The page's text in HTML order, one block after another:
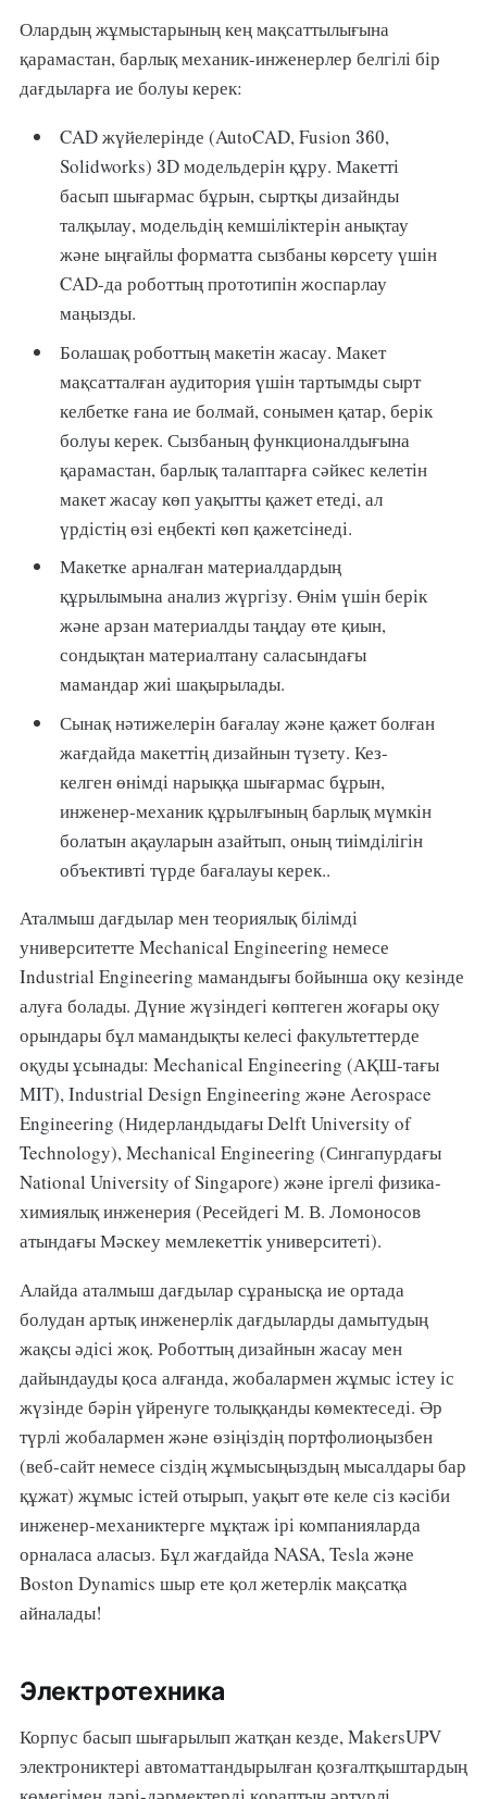
Олардың жұмыстарының кең мақсаттылығына
қарамастан, барлық механик-инженерлер белгілі бір
дағдыларға ие болуы керек:
CAD жүйелерінде (AutoCAD, Fusion360
360,
Solidworks)3
3D модельдерін құру. Макетті
басып шығармас бұрын, сыртқы дизайнды
талқылау, модельдің кемшіліктерін анықтау
және ыңғайлы форматта сызбаны көрсету үшін
CAD-да роботтың прототипін жоспарлау
маңызды.
Болашақ роботтың макетін жасау. Макет
мақсатталған аудитория үшін тартымды сырт
келбетке ғана ие болмай, сонымен қатар, берік
болуы керек. Сызбаның функционалдығына
қарамастан, барлық талаптарға сәйкес келетін
макет жасау көп уақытты қажет етеді, ал
үрдістің өзі еңбекті көп қажетсінеді.
Макетке арналған материалдардың
құрылымына анализ жүргізу. Өнім үшін берік
және арзан материалды таңдау өте қиын,
сондықтан материалтану саласындағы
мамандар жиі шақырылады.
Сынақ нәтижелерін бағалау және қажет болған
жағдайда макеттің дизайнын түзету. Кез-
келген өнімді нарыққа шығармас бұрын,
инженер-механик құрылғының барлық мүмкін
болатын ақауларын азайтып, оның тиімділігін
объективті түрде бағалауы керек..
Аталмыш дағдылар мен теориялық білімді
университетте Mechanical Engineering немесе
Industrial Engineering мамандығы бойынша оқу кезінде
алуға болады. Дүние жүзіндегі көптеген жоғары оқу
орындары бұл мамандықты келесі факультеттерде
оқуды ұсынады: Mechanical Engineering (АҚШ-тағы
MIT), Industrial Design Engineering және Aerospace
Engineering (Нидерландыдағы Delft University of
Technology), Mechanical Engineering (Сингапурдағы
National University of Singapore) және іргелі физика-
химиялық инженерия (Ресейдегі М. В. Ломоносов
атындағы Мәскеу мемлекеттік университеті).
Алайда аталмыш дағдылар сұранысқа ие ортада
болудан артық инженерлік дағдыларды дамытудың
жақсы әдісі жоқ. Роботтың дизайнын жасау мен
дайындауды қоса алғанда, жобалармен жұмыс істеу іс
жүзінде бәрін үйренуге толыққанды көмектеседі. Әр
түрлі жобалармен және өзіңіздің портфолиоңызбен
(веб-сайт немесе сіздің жұмысыңыздың мысалдары бар
құжат) жұмыс істей отырып, уақыт өте келе сіз кәсіби
инженер-механиктерге мұқтаж ірі компанияларда
орналаса аласыз. Бұл жағдайда NASA, Tesla және
Boston Dynamics шыр ете қол жетерлік мақсатқа
айналады!
Электротехника
Корпус басып шығарылып жатқан кезде, MakersUPV
электрониктері автоматтандырылған қозғалтқыштардың